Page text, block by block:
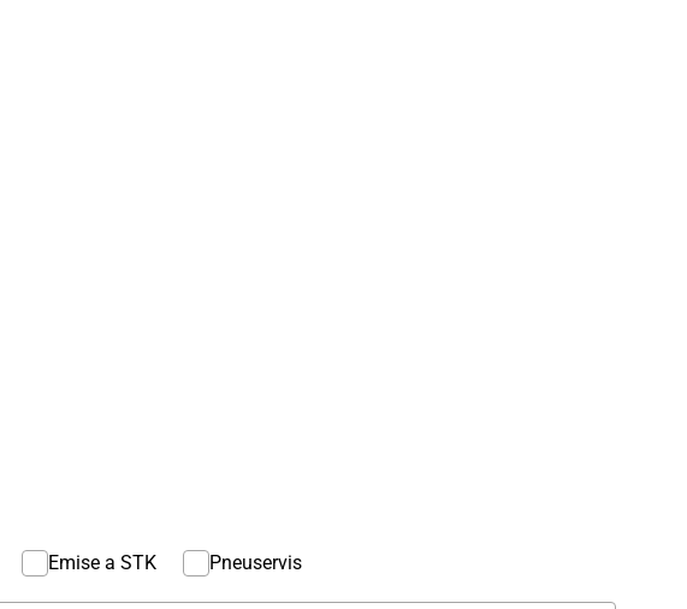
Emise a STK Pneuservis